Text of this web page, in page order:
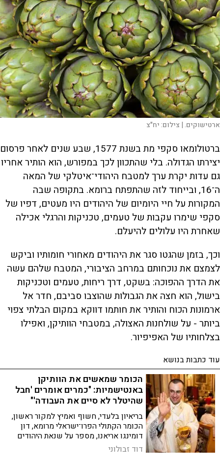
ארטישוקים. | צילום:יח"צ
ברטולומאו סקפי מת בשנת 1577, שבע שנים לאחר פרסום
יצירתו הגדולה. בלי שהתכוון לכך במפורש, הוא הותיר אחריו
גם עדות יקרת ערך למטבח היהודי־איטלקי של המאה
ה־16, ובייחוד לזה שהתפתח ברומא. בתקופה שבה
המקורות על חיי היומיום של היהודים היו מעטים, דפיו של
סקפי שימרו עקבות של טעמים, טכניקות והרגלי אכילה
שאחרת היו עלולים להיעלם.
וכך, בזמן שהגטו סגר את היהודים מאחורי חומותיו וביקש
לצמצם את נוכחותם במרחב הציבורי, המטבח שלהם עשה
את הדרך ההפוכה: בשקט, דרך ריחות, טעמים וטכניקות
בישול, הוא חצה את הגבולות שהוצבו סביבם, חדר אל
ארמונות הכוח והותיר את חותמו דווקא במקום הבלתי צפוי
ביותר - על שולחנות האצולה, במטבחי הוותיקן, ואפילו
בצלחותיו של האפיפיור.
עוד כתבות בנושא
הכומר שמאשים את הוותיקן
באנטישמיות: "כמרים אומרים 'חבל
שהיטלר לא סיים את העבודה'"
בריאיון בלעדי, חשוף ואמיץ למקור ראשון,
הכומר הקתולי הפרו־ישראלי מרומא, דון
דומינגו אריאנו, מספר על שנאת היהודים
ותוקף את האפיפיור פרנציסקוס על
דוד זבולוני